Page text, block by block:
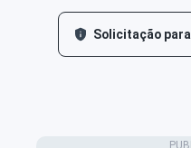
Solicitação